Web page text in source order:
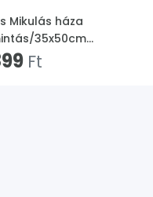
Mikulás háza
35x50cm
karácsonyi
Ft